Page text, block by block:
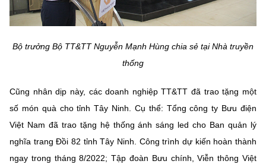
Bộ trưởng Bộ TT&TT Nguyễn Mạnh Hùng chia sẻ tại Nhà truyền
thống
Cũng nhân dịp này, các doanh nghiệp TT&TT đã trao tặng một
số món quà cho tỉnh Tây Ninh. Cụ thể: Tổng công ty Bưu điện
Việt Nam đã trao tặng hệ thống ánh sáng led cho Ban quản lý
nghĩa trang Đồi 82 tỉnh Tây Ninh. Công trình dự kiến hoàn thành
ngay trong tháng 8/2022; Tập đoàn Bưu chính, Viễn thông Việt